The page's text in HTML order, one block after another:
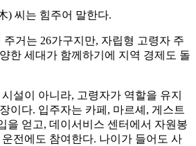
) 씨는 힘주어 말한다.
거는 26가구지만, 자립형 고령자 주
한 세대가 함께하기에 지역 경제도 돌
설이 아니라, 고령자가 역할을 유지
이다. 입주자는 카페, 마르셰, 게스트
을 얻고, 데이서비스 센터에서 자원봉
전에도 참여한다. 나이가 들어도 사